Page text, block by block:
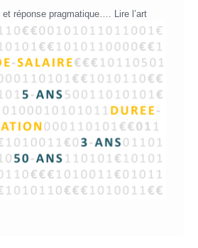
et réponse pragmatique…. Lire l’art